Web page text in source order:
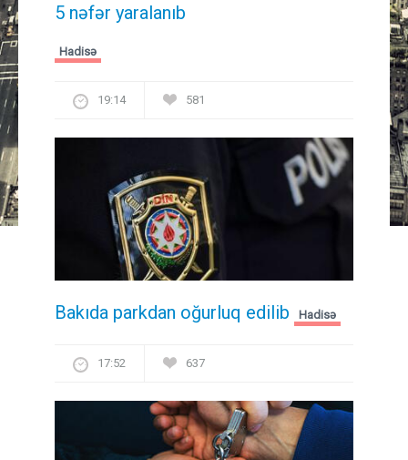
5 nəfər yaralanıb
Hadisə
19:14 581
Bakıda parkdan oğurluq edilib Hadisə
17:52 637